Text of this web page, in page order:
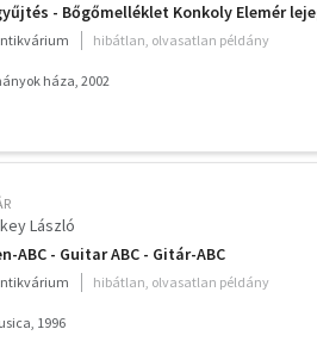
- Bőgőmelléklet Konkoly Elemér
hibátlan, olvasatlan példány
háza, 2002
László
ABC - Guitar ABC - Gitár-ABC
hibátlan, olvasatlan példány
1996